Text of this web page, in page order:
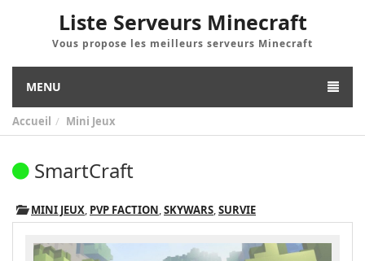
Liste Serveurs Minecraft
Vous propose les meilleurs serveurs Minecraft
MENU
Accueil Mini Jeux
SmartCraft
MINI JEUX, PVP FACTION,SKYWARS,SURVIE